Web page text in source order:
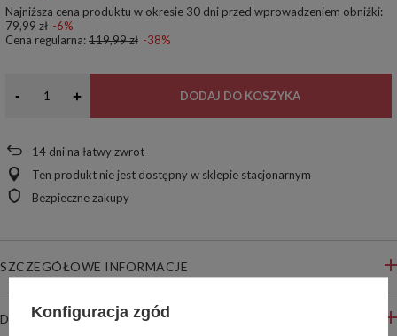
Najniższa cena produktu w okresie 30 dni przed wprowadzeniem obniżki:
79,99 zł -6%
Cena regularna:119,99 zł -38%
- + DODAJ DO KOSZYKA
14 dni na łatwy zwrot
Ten produkt nie jest dostępny w sklepie stacjonarnym
Bezpieczne zakupy
SZCZEGÓŁOWE INFORMACJE
DO POBRANIA
Konfiguracja zgód